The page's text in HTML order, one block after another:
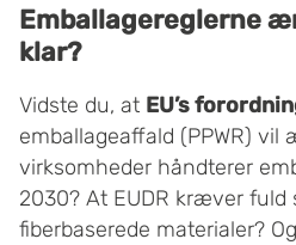
Emballagereglerne
klar?
Vidste du, at EU’s
emballageaffald (PPWR) vil
virksomheder håndterer
2030? At EUDR kræver fuld
fiberbaserede materialer?